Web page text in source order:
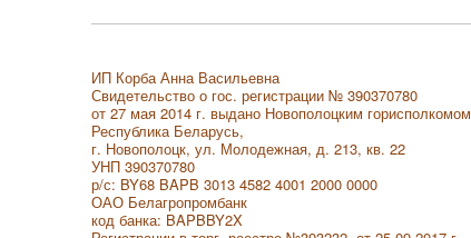
ИП Корба Анна Васильевна
Свидетельство о гос. регистрации № 390370780
от 27 мая 2014 г. выдано Новополоцким горисполкомом
Республика Беларусь,
г. Новополоцк, ул. Молодежная, д. 213, кв. 22
УНП 390370780
р/с: BY68 BAPB 3013 4582 4001 2000 0000
ОАО Белагропромбанк
код банка: BAPBBY2X